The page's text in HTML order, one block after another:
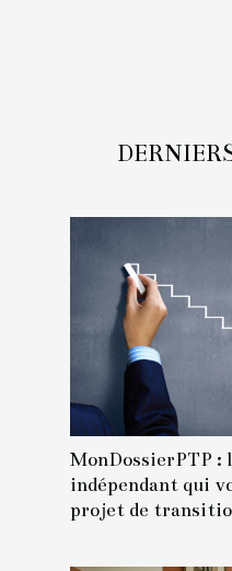
MonDossierPTP :
indépendant qui
projet de